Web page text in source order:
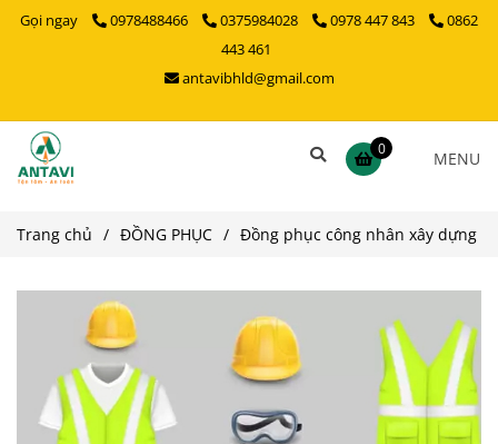
Gọi ngay 0978488466 0375984028 0978 447 843
0862
443 461
antavibhld@gmail.com
0 MENU
Trang chủ / ĐỒNG PHỤC / Đồng phục công nhân xây dựng